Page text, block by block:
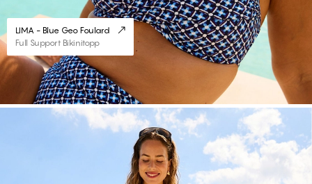
LIMA - Blue Geo Foulard
Full Support Bikinitopp